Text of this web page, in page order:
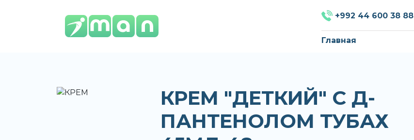
+992 44 600 38 88
Главная
КРЕМ "ДЕТКИЙ" С Д-
ПАНТЕНОЛОМ ТУБАХ